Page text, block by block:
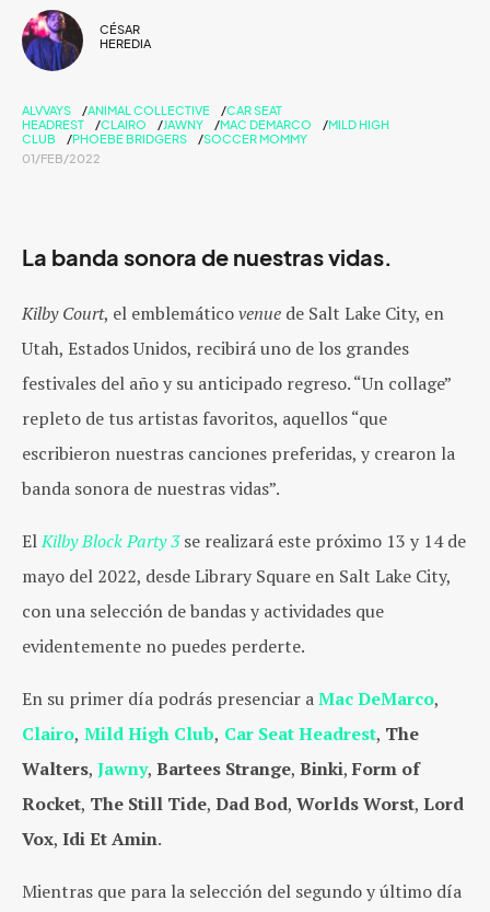
CÉSAR
HEREDIA
ALVVAYS ANIMAL COLLECTIVE
CAR SEAT
HEADREST
CLAIRO JAWNY MAC DEMARCO
MILD HIGH
CLUB
PHOEBE BRIDGERS
SOCCER MOMMY
01/FEB/2022
La banda sonora de nuestras vidas.
Kilby Court, el emblemáticovenue de Salt Lake City, en
Utah, Estados Unidos, recibirá uno de los grandes
festivales del año y su anticipado regreso. “Un collage”
repleto de tus artistas favoritos, aquellos “que
escribieron nuestras canciones preferidas, y crearon la
banda sonora de nuestras vidas”.
ElKilby Block Party 3se realizará este próximo 13 y 14 de
mayo del 2022, desde Library Square en Salt Lake City,
con una selección de bandas y actividades que
evidentemente no puedes perderte.
En su primer día podrás presenciar aMac DeMarco,
Clairo, Mild High Club, Car Seat Headrest, The
Walters, Jawny, Bartees Strange, Binki, Form of
Rocket, The Still Tide, Dad Bod, Worlds Worst, Lord
Vox, Idi Et Amin.
Mientras que para la selección del segundo y último día